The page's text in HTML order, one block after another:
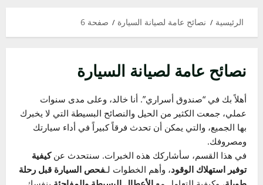
الرئيسية نصائح عامة لصيانة السيارة صفحة 6
نصائح عامة لصيانة السيارة
أهلاً بك في “صندوق أسراري”. أنا خالد، وعلى مدى سنوات
عملي، جمعت الكثير من الحيل والنصائح البسيطة التي لا يخبرك
بها الجميع، والتي يمكن أن تحدث فرقاً كبيراً في أداء سيارتك
ومصروفك.
في هذا القسم، سأشاركك هذه الخبرات. سنتحدث عن كيفية